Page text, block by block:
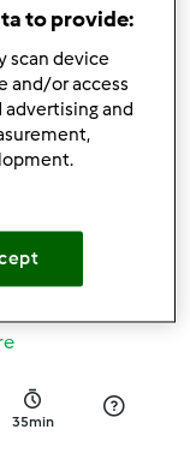
40h 3min
com
35min
to provide:
scan device
and/or access
and